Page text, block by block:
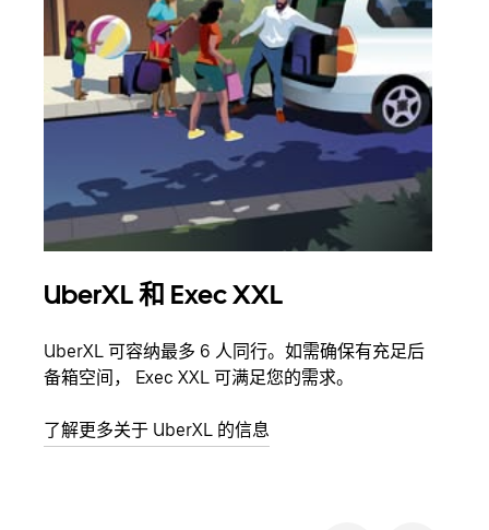
UberXL 和 Exec XXL
UberXL 可容纳最多 6 人同行。如需确保有充足后
备箱空间， Exec XXL 可满足您的需求。
了解更多关于 UberXL 的信息